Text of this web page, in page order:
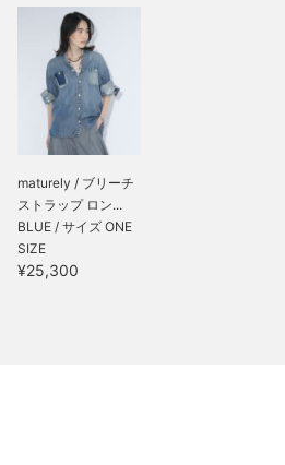
maturely / ブリーチ
ストラップ ロン...
BLUE / サイズ ONE
SIZE
¥25,300